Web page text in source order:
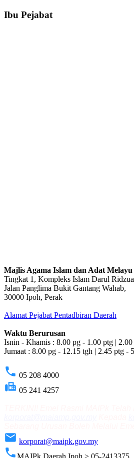
Ibu Pejabat
Majlis Agama Islam dan Adat
Tingkat 1, Kompleks Islam Darul
Jalan Panglima Bukit Gantang Wahab,
30000 Ipoh, Perak
Alamat Pejabat Pentadbiran Daerah
Waktu Berurusan
Isnin - Khamis : 8.00 pg - 1.00 ptg |
Jumaat : 8.00 pg - 12.15 tgh | 2.45 ptg -
phone 05 208 4000
fax 05 241 4257
email korporat@maipk.gov.my
phone